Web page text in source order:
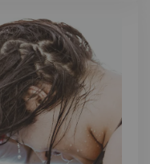
и вид се асоциира
организма и ги
- какви са
са не само
знак за